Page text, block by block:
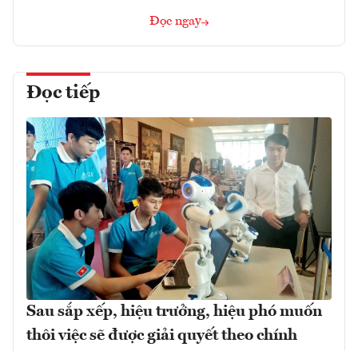
Đọc ngay
Đọc tiếp
Sau sắp xếp, hiệu trưởng, hiệu phó muốn
thôi việc sẽ được giải quyết theo chính